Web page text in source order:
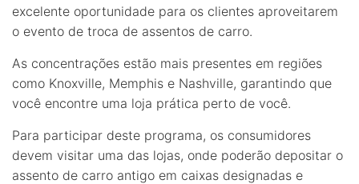
excelente oportunidade para os clientes aproveitarem
o evento de troca de assentos de carro.
As concentrações estão mais presentes em regiões
como Knoxville, Memphis e Nashville, garantindo que
você encontre uma loja prática perto de você.
Para participar deste programa, os consumidores
devem visitar uma das lojas, onde poderão depositar o
assento de carro antigo em caixas designadas e